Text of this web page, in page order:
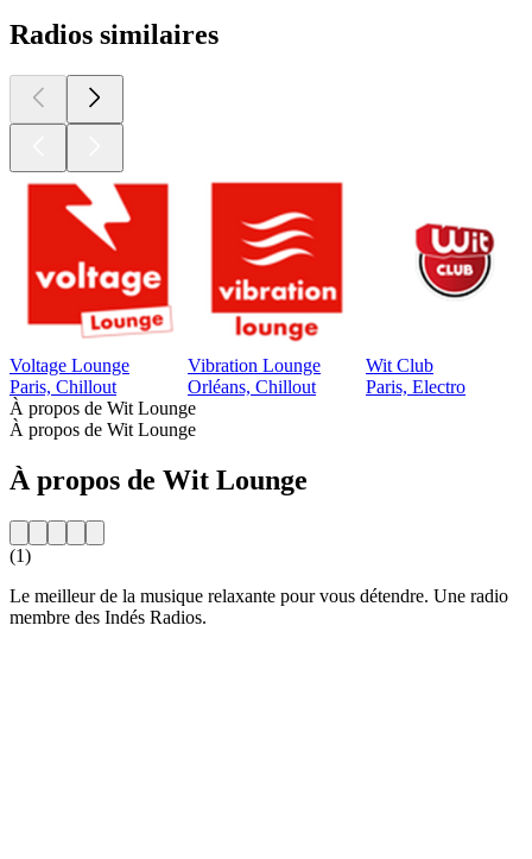
Radios similaires
Voltage Lounge
Paris, Chillout
Vibration Lounge
Orléans, Chillout
Wit Club
Paris, Electro
À propos de Wit Lounge
À propos de Wit Lounge
À propos de Wit Lounge
(1)
Le meilleur de la musique relaxante pour vous détendre. Une radio
membre des Indés Radios.